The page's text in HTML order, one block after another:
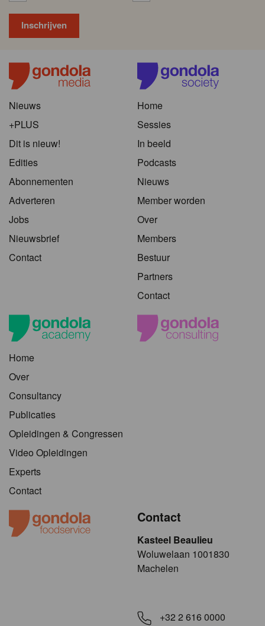
Nieuws
+PLUS
Dit is nieuw!
Edities
Abonnementen
Adverteren
Jobs
Nieuwsbrief
Contact
Home
Sessies
In beeld
Podcasts
Nieuws
Member worden
Over
Members
Bestuur
Partners
Contact
Home
Over
Consultancy
Publicaties
Opleidingen & Congressen
Video Opleidingen
Experts
Contact
Contact
Kasteel Beaulieu
​​​Woluwelaan 1001830
Machelen
+32 2 616 0000